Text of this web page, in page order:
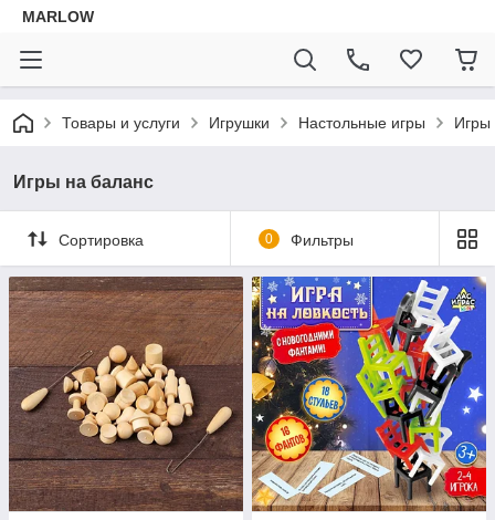
MARLOW
Товары и услуги Игрушки Настольные игры Игры
Игры на баланс
Сортировка 0 Фильтры